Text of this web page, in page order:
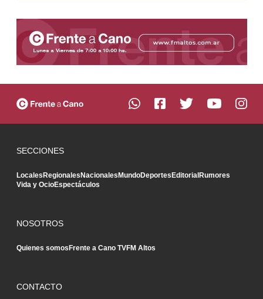
SECCIONES
LocalesRegionalesNacionalesMundoDeportesEditorialRumores
Vida y OcioEspectáculos
NOSOTROS
Quienes somosFrente a Cano TVFM Altos
CONTACTO